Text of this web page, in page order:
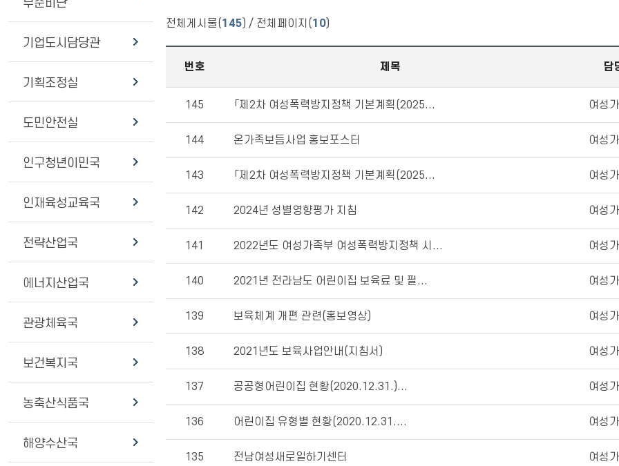
무준비단
기업도시담당관
기획조정실
도민안전실
인구청년이민국
인재육성교육국
전략산업국
에너지산업국
관광체육국
보건복지국
농축산식품국
해양수산국
전체게시물(145) / 전체페이지(10)
번호 제목 담
145 「제2차 여성폭력방지정책 기본계획(2025... 여성
144 온가족보듬사업 홍보포스터 여성
143 「제2차 여성폭력방지정책 기본계획(2025... 여성
142 2024년 성별영향평가 지침 여성
141 2022년도 여성가족부 여성폭력방지정책 시... 여성
140 2021년 전라남도 어린이집 보육료 및 필... 여성
139 보육체계 개편 관련(홍보영상) 여성
138 2021년도 보육사업안내(지침서) 여성
137 공공형어린이집 현황(2020.12.31.)... 여성
136 어린이집 유형별 현황(2020.12.31.... 여성
135 전남여성새로일하기센터 여성